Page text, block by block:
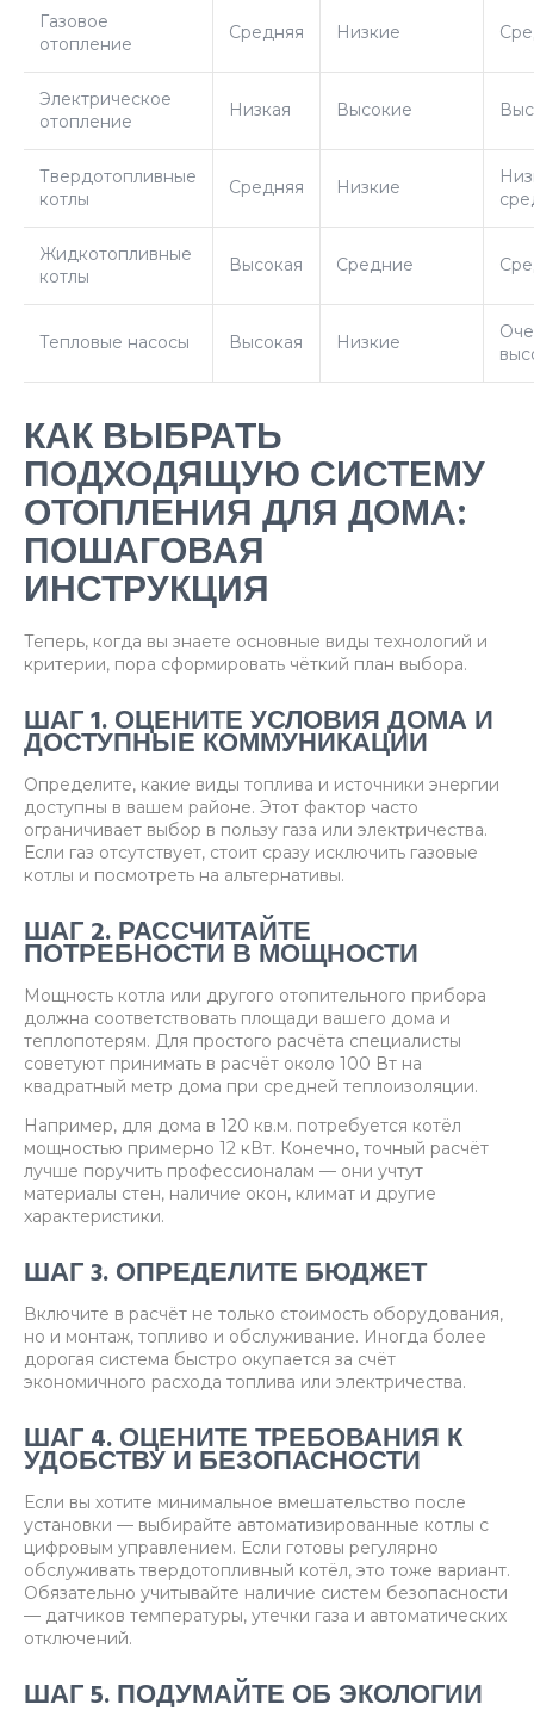
Газовое
отопление
Средняя Низкие
Электрическое
отопление
Низкая Высокие
Твердотопливные
котлы
Средняя Низкие
Жидкотопливные
котлы
Высокая Средние
Тепловые насосы Высокая Низкие
КАК ВЫБРАТЬ
ПОДХОДЯЩУЮ СИСТЕМУ
ОТОПЛЕНИЯ ДЛЯ ДОМА:
ПОШАГОВАЯ
ИНСТРУКЦИЯ
Теперь, когда вы знаете основные виды технологий и
критерии, пора сформировать чёткий план выбора.
ШАГ 1. ОЦЕНИТЕ УСЛОВИЯ ДОМА И
ДОСТУПНЫЕ КОММУНИКАЦИИ
Определите, какие виды топлива и источники энергии
доступны в вашем районе. Этот фактор часто
ограничивает выбор в пользу газа или электричества.
Если газ отсутствует, стоит сразу исключить газовые
котлы и посмотреть на альтернативы.
ШАГ 2. РАССЧИТАЙТЕ
ПОТРЕБНОСТИ В МОЩНОСТИ
Мощность котла или другого отопительного прибора
должна соответствовать площади вашего дома и
теплопотерям. Для простого расчёта специалисты
советуют принимать в расчёт около 100 Вт на
квадратный метр дома при средней теплоизоляции.
Например, для дома в 120 кв.м. потребуется котёл
мощностью примерно 12 кВт. Конечно, точный расчёт
лучше поручить профессионалам — они учтут
материалы стен, наличие окон, климат и другие
характеристики.
ШАГ 3. ОПРЕДЕЛИТЕ БЮДЖЕТ
Включите в расчёт не только стоимость оборудования,
но и монтаж, топливо и обслуживание. Иногда более
дорогая система быстро окупается за счёт
экономичного расхода топлива или электричества.
ШАГ 4. ОЦЕНИТЕ ТРЕБОВАНИЯ К
УДОБСТВУ И БЕЗОПАСНОСТИ
Если вы хотите минимальное вмешательство после
установки — выбирайте автоматизированные котлы с
цифровым управлением. Если готовы регулярно
обслуживать твердотопливный котёл, это тоже вариант.
Обязательно учитывайте наличие систем безопасности
— датчиков температуры, утечки газа и автоматических
отключений.
ШАГ 5. ПОДУМАЙТЕ ОБ ЭКОЛОГИИ